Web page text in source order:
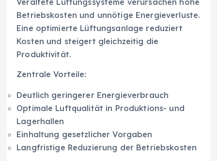
Veraltete Lüftungssysteme verursachen hohe
Betriebskosten und unnötige Energieverluste.
Eine optimierte Lüftungsanlage reduziert
Kosten und steigert gleichzeitig die
Produktivität.
Zentrale Vorteile:
Deutlich geringerer Energieverbrauch
Optimale Luftqualität in Produktions- und
Lagerhallen
Einhaltung gesetzlicher Vorgaben
Langfristige Reduzierung der Betriebskosten